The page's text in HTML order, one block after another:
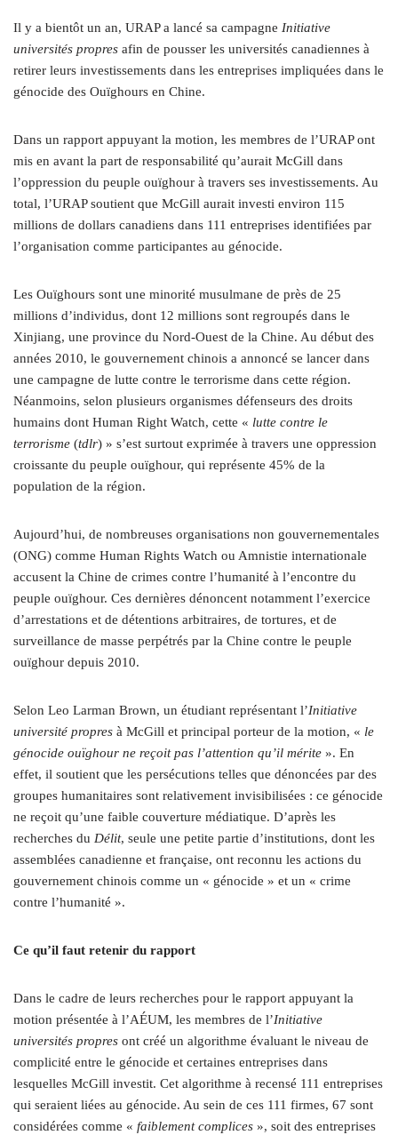
Il y a bientôt un an, URAP a lancé sa campagne Initiative
universités propres afin de pousser les universités canadiennes à
retirer leurs investissements dans les entreprises impliquées dans le
génocide des Ouïghours en Chine.
Dans un rapport appuyant la motion, les membres de l’URAP ont
mis en avant la part de responsabilité qu’aurait McGill dans
l’oppression du peuple ouïghour à travers ses investissements. Au
total, l’URAP soutient que McGill aurait investi environ 115
millions de dollars canadiens dans 111 entreprises identifiées par
l’organisation comme participantes au génocide.
Les Ouïghours sont une minorité musulmane de près de 25
millions d’individus, dont 12 millions sont regroupés dans le
Xinjiang, une province du Nord-Ouest de la Chine. Au début des
années 2010, le gouvernement chinois a annoncé se lancer dans
une campagne de lutte contre le terrorisme dans cette région.
Néanmoins, selon plusieurs organismes défenseurs des droits
humains dont Human Right Watch, cette « lutte contre le
terrorisme (tdlr) » s’est surtout exprimée à travers une oppression
croissante du peuple ouïghour, qui représente 45% de la
population de la région.
Aujourd’hui, de nombreuses organisations non gouvernementales
(ONG) comme Human Rights Watch ou Amnistie internationale
accusent la Chine de crimes contre l’humanité à l’encontre du
peuple ouïghour. Ces dernières dénoncent notamment l’exercice
d’arrestations et de détentions arbitraires, de tortures, et de
surveillance de masse perpétrés par la Chine contre le peuple
ouïghour depuis 2010.
Selon Leo Larman Brown, un étudiant représentant l’Initiative
université propres à McGill et principal porteur de la motion, « le
génocide ouïghour ne reçoit pas l’attention qu’il mérite ». En
effet, il soutient que les persécutions telles que dénoncées par des
groupes humanitaires sont relativement invisibilisées : ce génocide
ne reçoit qu’une faible couverture médiatique. D’après les
recherches du Délit, seule une petite partie d’institutions, dont les
assemblées canadienne et française, ont reconnu les actions du
gouvernement chinois comme un « génocide » et un « crime
contre l’humanité ».
Ce qu’il faut retenir du rapport
Dans le cadre de leurs recherches pour le rapport appuyant la
motion présentée à l’AÉUM, les membres de l’Initiative
universités propres ont créé un algorithme évaluant le niveau de
complicité entre le génocide et certaines entreprises dans
lesquelles McGill investit. Cet algorithme à recensé 111 entreprises
qui seraient liées au génocide. Au sein de ces 111 firmes, 67 sont
considérées comme « faiblement complices », soit des entreprises